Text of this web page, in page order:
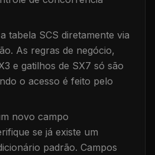
tabela SCS diretamente via
As regras de negócio,
e gatilhos de SX7 só são
o acesso é feito pelo
novo campo
se já existe um
padrão. Campos